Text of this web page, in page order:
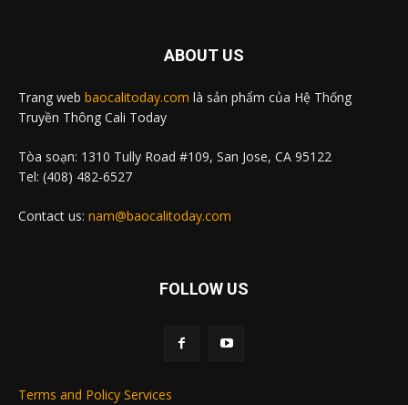
ABOUT US
Trang web baocalitoday.com là sản phẩm của Hệ Thống
Truyền Thông Cali Today
Tòa soạn: 1310 Tully Road #109, San Jose, CA 95122
Tel: (408) 482-6527
Contact us: nam@baocalitoday.com
FOLLOW US
Terms and Policy Services